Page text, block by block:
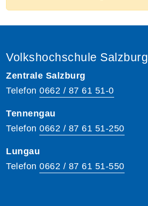
Volkshochschule Salzburg
Zentrale Salzburg
Telefon 0662 / 87 61 51-0
Tennengau
Telefon 0662 / 87 61 51-250
Lungau
Telefon 0662 / 87 61 51-550